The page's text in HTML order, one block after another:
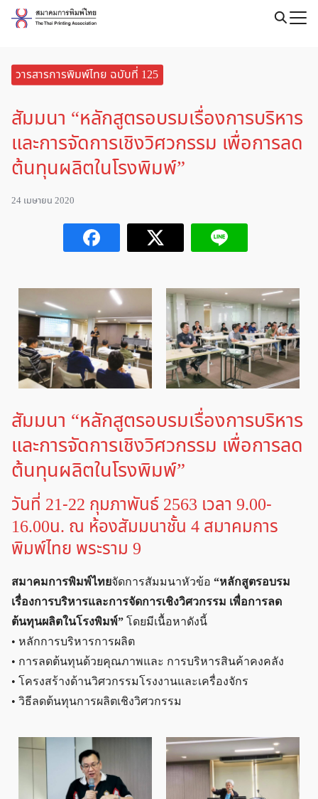
Skip
วารสารการพิมพ์ไทย ฉบับที่ 125
สัมมนา “หลักสูตรอบรมเรื่องการบริหาร
และการจัดการเชิงวิศวกรรม เพื่อการลด
ต้นทุนผลิตในโรงพิมพ์”
24 เมษายน 2020
สัมมนา “หลักสูตรอบรมเรื่องการบริหาร
และการจัดการเชิงวิศวกรรม เพื่อการลด
ต้นทุนผลิตในโรงพิมพ์”
วันที่ 21-22 กุมภาพันธ์ 2563 เวลา 9.00-
16.00น. ณ ห้องสัมมนาชั้น 4 สมาคมการ
พิมพ์ไทย พระราม 9
สมาคมการพิมพ์ไทยจัดการสัมมนาหัวข้อ “หลักสูตรอบรม
เรื่องการบริหารและการจัดการเชิงวิศวกรรม เพื่อการลด
ต้นทุนผลิตในโรงพิมพ์” โดยมีเนื้อหาดังนี้
• หลักการบริหารการผลิต
• การลดต้นทุนด้วยคุณภาพและ การบริหารสินค้าคงคลัง
• โครงสร้างด้านวิศวกรรมโรงงานและเครื่องจักร
• วิธีลดต้นทุนการผลิตเชิงวิศวกรรม